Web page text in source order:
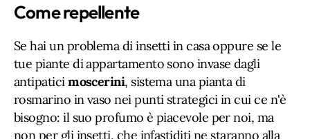
Come repellente
Se hai un problema di insetti in casa oppure se le
tue piante di appartamento sono invase dagli
antipaticimoscerini, sistema una pianta di
rosmarino in vaso nei punti strategici in cui ce n'è
bisogno: il suo profumo è piacevole per noi, ma
non per gli insetti, che infastiditi ne staranno alla